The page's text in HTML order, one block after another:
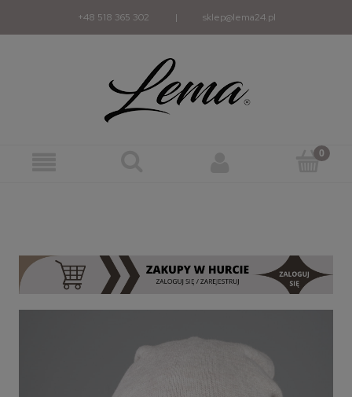
+48 518 365 302 | sklep@lema24.pl